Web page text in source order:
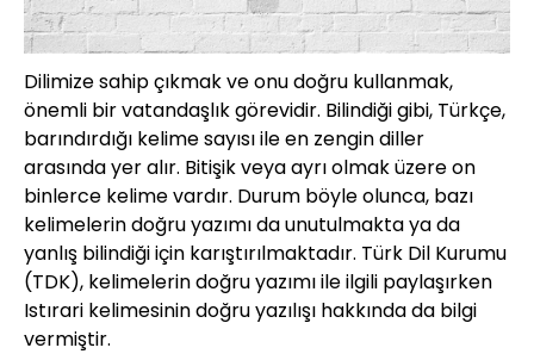
Dilimize sahip çıkmak ve onu doğru kullanmak,
önemli bir vatandaşlık görevidir. Bilindiği gibi, Türkçe,
barındırdığı kelime sayısı ile en zengin diller
arasında yer alır. Bitişik veya ayrı olmak üzere on
binlerce kelime vardır. Durum böyle olunca, bazı
kelimelerin doğru yazımı da unutulmakta ya da
yanlış bilindiği için karıştırılmaktadır. Türk Dil Kurumu
(TDK), kelimelerin doğru yazımı ile ilgili paylaşırken
Istırari kelimesinin doğru yazılışı hakkında da bilgi
vermiştir.